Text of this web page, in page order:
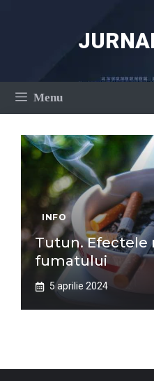
Menu
INFO
Tutun. Efectele
fumatului
5 aprilie 2024